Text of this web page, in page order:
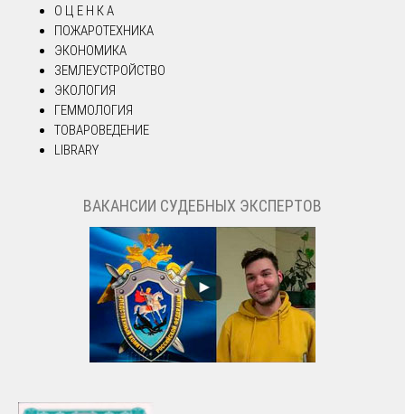
О Ц Е Н К А
ПОЖАРОТЕХНИКА
ЭКОНОМИКА
ЗЕМЛЕУСТРОЙСТВО
ЭКОЛОГИЯ
ГЕММОЛОГИЯ
ТОВАРОВЕДЕНИЕ
LIBRARY
ВАКАНСИИ СУДЕБНЫХ ЭКСПЕРТОВ